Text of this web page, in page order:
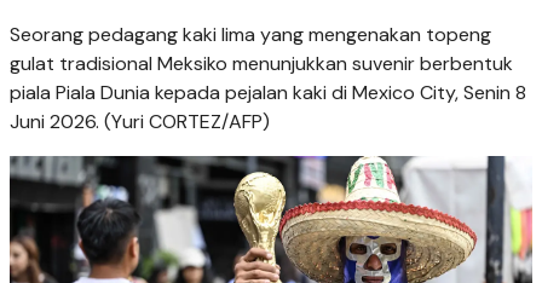
Seorang pedagang kaki lima yang mengenakan topeng
gulat tradisional Meksiko menunjukkan suvenir berbentuk
piala Piala Dunia kepada pejalan kaki di Mexico City, Senin 8
Juni 2026. (Yuri CORTEZ/AFP)